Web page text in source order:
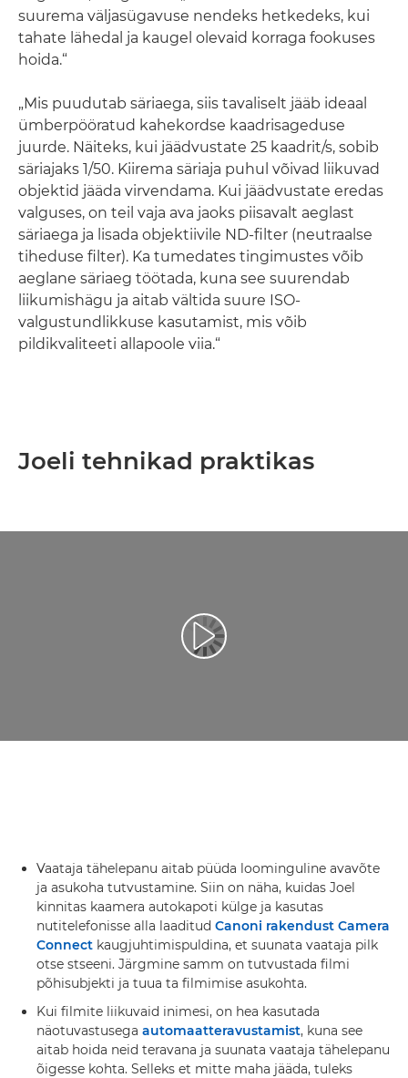
suurema väljasügavuse nendeks hetkedeks, kui
tahate lähedal ja kaugel olevaid korraga fookuses
hoida.“
„Mis puudutab säriaega, siis tavaliselt jääb ideaal
ümberpööratud kahekordse kaadrisageduse
juurde. Näiteks, kui jäädvustate 25 kaadrit/s, sobib
säriajaks 1/50. Kiirema säriaja puhul võivad liikuvad
objektid jääda virvendama. Kui jäädvustate eredas
valguses, on teil vaja ava jaoks piisavalt aeglast
säriaega ja lisada objektiivile ND-filter (neutraalse
tiheduse filter). Ka tumedates tingimustes võib
aeglane säriaeg töötada, kuna see suurendab
liikumishägu ja aitab vältida suure ISO-
valgustundlikkuse kasutamist, mis võib
pildikvaliteeti allapoole viia.“
Joeli tehnikad praktikas
Esita video
Vaataja tähelepanu aitab püüda loominguline avavõte
ja asukoha tutvustamine. Siin on näha, kuidas Joel
kinnitas kaamera autokapoti külge ja kasutas
nutitelefonisse alla laaditud Canoni rakendust Camera
Connect kaugjuhtimispuldina, et suunata vaataja pilk
otse stseeni. Järgmine samm on tutvustada filmi
põhisubjekti ja tuua ta filmimise asukohta.
Kui filmite liikuvaid inimesi, on hea kasutada
näotuvastusega automaatteravustamist, kuna see
aitab hoida neid teravana ja suunata vaataja tähelepanu
õigesse kohta. Selleks et mitte maha jääda, tuleks